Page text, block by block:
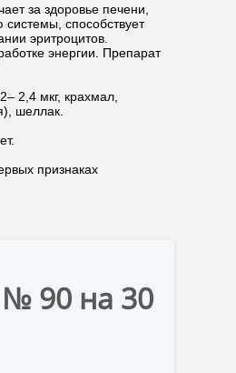
за здоровье печени,
способствует
эритроцитов.
энергии. Препарат
2,4 мкг, крахмал,
шеллак.
признаках
№ 90 на 30